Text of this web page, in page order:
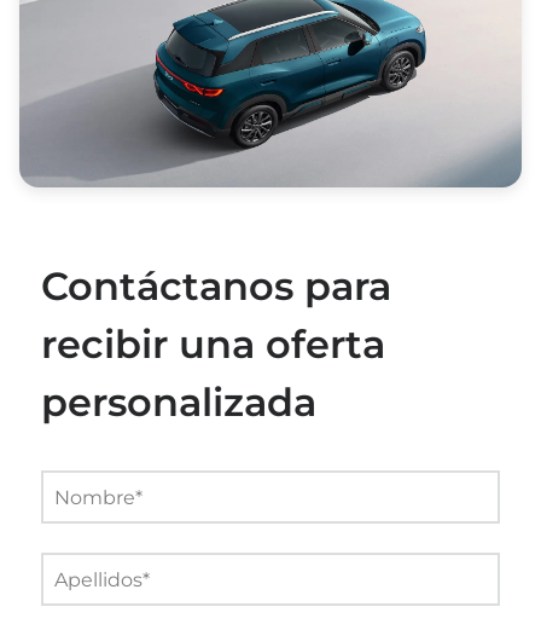
Contáctanos para
recibir una oferta
personalizada